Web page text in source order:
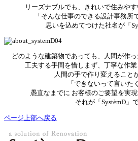
リーズナブルでも、きれいで住みやす
「そんな仕事のできる設計事務所
思いを込めてつけた社名が「
どのような建築物であっても、人間が作っ
工夫する手間を惜しまず、丁寧な作
人間の手で作り変えること
「できないって言いた
愚直なまでに お客様のご要望を実現
それが「SystèmÐ」で
ページ上部へ戻る